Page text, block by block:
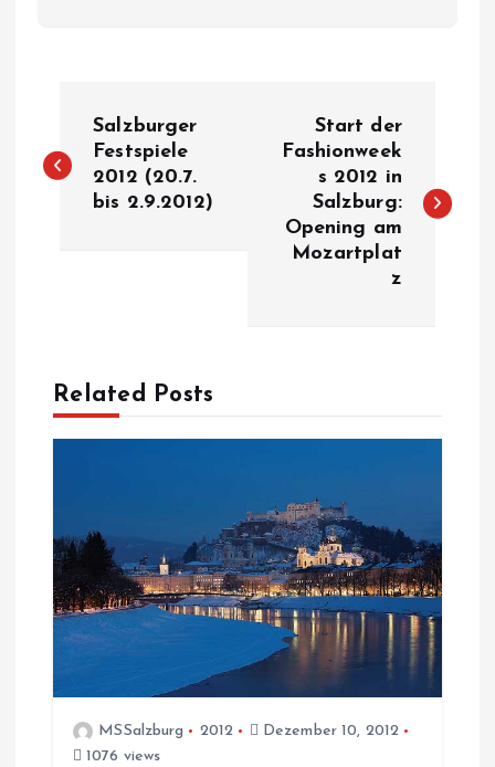
e
a
g
n
a
Salzburger
Festspiele
2012 (20.7.
bis 2.9.2012)
Start der
Fashionweek
s 2012 in
Salzburg:
Opening am
Mozartplat
z
Related Posts
MSSalzburg 2012
Dezember 10, 2012
1076 views